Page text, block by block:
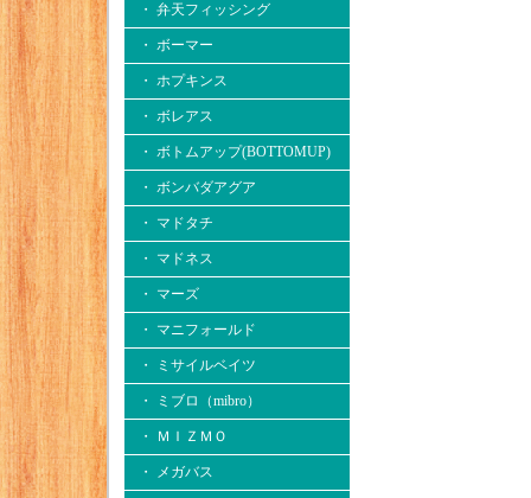
・ 弁天フィッシング
・ ボーマー
・ ホプキンス
・ ボレアス
・ ボトムアップ(BOTTOMUP)
・ ボンバダアグア
・ マドタチ
・ マドネス
・ マーズ
・ マニフォールド
・ ミサイルベイツ
・ ミブロ（mibro）
・ ＭＩＺＭＯ
・ メガバス